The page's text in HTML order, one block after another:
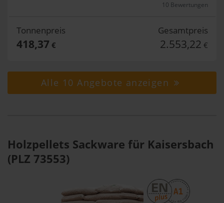
10 Bewertungen
Tonnenpreis
418,37 €
Gesamtpreis
2.553,22 €
Alle 10 Angebote anzeigen
Holzpellets Sackware für Kaisersbach
(PLZ 73553)